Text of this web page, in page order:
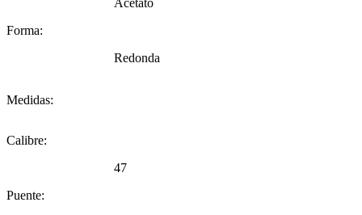
Acetato
Forma:
Redonda
Medidas:
Calibre:
47
Puente: